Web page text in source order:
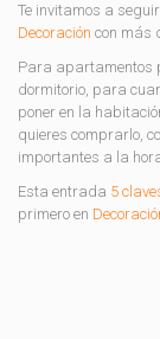
Te invitamos a seguir
Decoración con más
Para apartamentos
dormitorio, para
poner en la
quieres comprarlo,
importantes a la
Esta entrada 5
primero en